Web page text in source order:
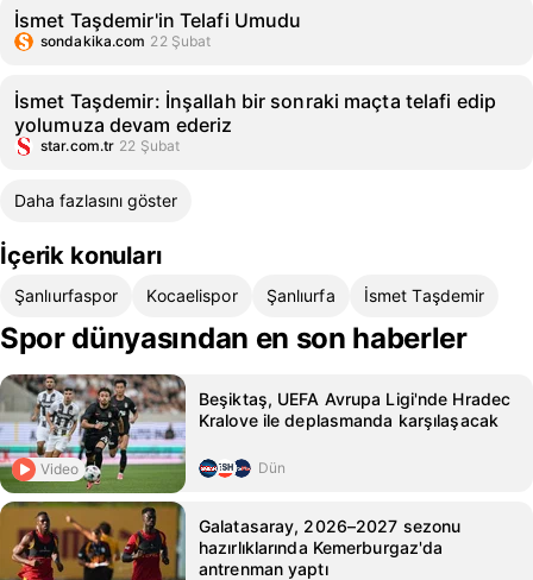
İsmet Taşdemir'in Telafi Umudu
sondakika.com 22 Şubat
İsmet Taşdemir: İnşallah bir sonraki maçta telafi edip
yolumuza devam ederiz
star.com.tr 22 Şubat
Daha fazlasını göster
İçerik konuları
Şanlıurfaspor Kocaelispor Şanlıurfa İsmet Taşdemir
Spor dünyasından en son haberler
Video
Beşiktaş, UEFA Avrupa Ligi'nde Hradec
Kralove ile deplasmanda karşılaşacak
Dün
Galatasaray, 2026–2027 sezonu
hazırlıklarında Kemerburgaz'da
antrenman yaptı